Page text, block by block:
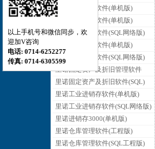
里诺会员管理软件(单机版)
里诺销售管理软件(单机版)
里诺销售管理软件(SQL网络版)
里诺采购管理软件(单机版)
里诺采购管理软件(SQL网络版)
里诺固定资产及折旧管理软件
里诺固定资产及折旧软件(SQL)
里诺工业进销存软件(单机版)
里诺工业进销存软件(SQL网络版)
里诺进销存3000(单机版)
里诺仓库管理软件(工程版)
里诺仓库管理软件(SQL工程版)
以上手机号和微信同步，欢
迎加V咨询
电话: 0714-6252277
传真: 0714-6305599